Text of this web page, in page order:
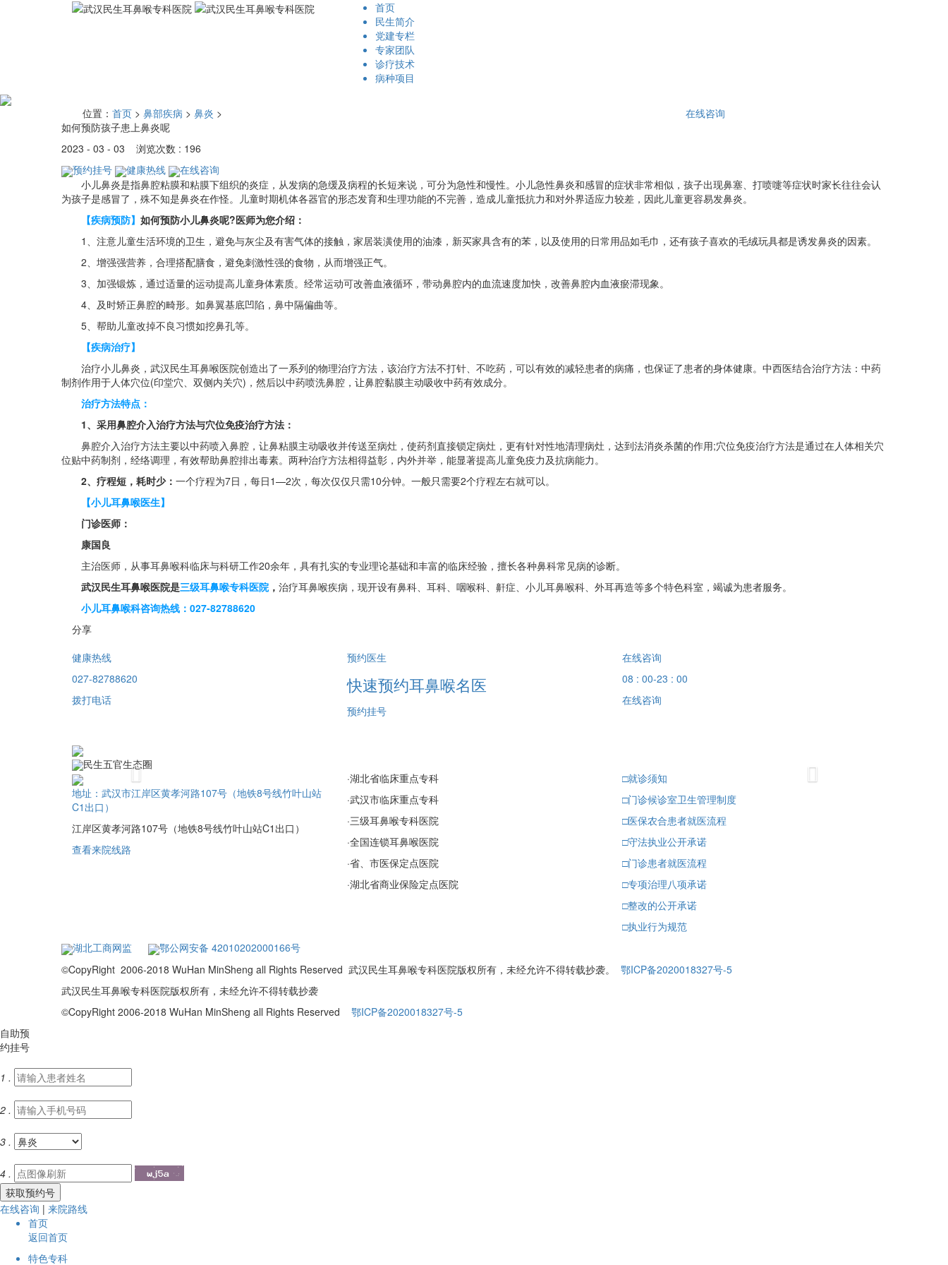
首页
民生简介
党建专栏
专家团队
诊疗技术
病种项目
位置： 首页 > 鼻部疾病 > 鼻炎 >
在线咨询
如何预防孩子患上鼻炎呢
2023 - 03 - 03 浏览次数 : 196
预约挂号
健康热线
在线咨询
小儿鼻炎是指鼻腔粘膜和粘膜下组织的炎症，从发病的急缓及病程的长短来说，可分为急性和慢性。小儿急性鼻炎和感冒的症状非常相似，孩子出现鼻塞、打喷嚏等症状时家长往往会认
为孩子是感冒了，殊不知是鼻炎在作怪。儿童时期机体各器官的形态发育和生理功能的不完善，造成儿童抵抗力和对外界适应力较差，因此儿童更容易发鼻炎。
【疾病预防】 如何预防小儿鼻炎呢?医师为您介绍：
1、注意儿童生活环境的卫生，避免与灰尘及有害气体的接触，家居装潢使用的油漆，新买家具含有的苯，以及使用的日常用品如毛巾，还有孩子喜欢的毛绒玩具都是诱发鼻炎的因素。
2、增强强营养，合理搭配膳食，避免刺激性强的食物，从而增强正气。
3、加强锻炼，通过适量的运动提高儿童身体素质。经常运动可改善血液循环，带动鼻腔内的血流速度加快，改善鼻腔内血液瘀滞现象。
4、及时矫正鼻腔的畸形。如鼻翼基底凹陷，鼻中隔偏曲等。
5、帮助儿童改掉不良习惯如挖鼻孔等。
【疾病治疗】
治疗小儿鼻炎，武汉民生耳鼻喉医院创造出了一系列的物理治疗方法，该治疗方法不打针、不吃药，可以有效的减轻患者的病痛，也保证了患者的身体健康。中西医结合治疗方法：中药
制剂作用于人体穴位(印堂穴、双侧内关穴)，然后以中药喷洗鼻腔，让鼻腔黏膜主动吸收中药有效成分。
治疗方法特点：
1、采用鼻腔介入治疗方法与穴位免疫治疗方法：
鼻腔介入治疗方法主要以中药喷入鼻腔，让鼻粘膜主动吸收并传送至病灶，使药剂直接锁定病灶，更有针对性地清理病灶，达到法消炎杀菌的作用;穴位免疫治疗方法是通过在人体相关穴
位贴中药制剂，经络调理，有效帮助鼻腔排出毒素。两种治疗方法相得益彰，内外并举，能显著提高儿童免疫力及抗病能力。
2、疗程短，耗时少： 一个疗程为7日，每日1—2次，每次仅仅只需10分钟。一般只需要2个疗程左右就可以。
【小儿耳鼻喉医生】
门诊医师：
康国良
主治医师，从事耳鼻喉科临床与科研工作20余年，具有扎实的专业理论基础和丰富的临床经验，擅长各种鼻科常见病的诊断。
武汉民生耳鼻喉医院是三级耳鼻喉专科医院， 治疗耳鼻喉疾病，现开设有鼻科、耳科、咽喉科、鼾症、小儿耳鼻喉科、外耳再造等多个特色科室，竭诚为患者服务。
小儿耳鼻喉科咨询热线：027-82788620
分享
健康热线
027-82788620
拨打电话
预约医生
快速预约耳鼻喉名医
预约挂号
在线咨询
08 : 00-23 : 00
在线咨询
民生五官生态圈
Previous Next
地址：武汉市江岸区黄孝河路107号（地铁8号线竹叶山站
C1出口）
江岸区黄孝河路107号（地铁8号线竹叶山站C1出口）
查看来院线路
·湖北省临床重点专科
·武汉市临床重点专科
·三级耳鼻喉专科医院
·全国连锁耳鼻喉医院
·省、市医保定点医院
·湖北省商业保险定点医院
□就诊须知
□门诊候诊室卫生管理制度
□医保农合患者就医流程
□守法执业公开承诺
□门诊患者就医流程
□专项治理八项承诺
□整改的公开承诺
□执业行为规范
湖北工商网监
鄂公网安备 42010202000166号
©CopyRight 2006-2018 WuHan MinSheng all Rights Reserved 武汉民生耳鼻喉专科医院版权所有，未经允许不得转载抄袭。 鄂ICP备2020018327号-5
武汉民生耳鼻喉专科医院版权所有，未经允许不得转载抄袭
©CopyRight 2006-2018 WuHan MinSheng all Rights Reserved 鄂ICP备2020018327号-5
自助
预约
4 .
在线咨询|
首页
返回首页